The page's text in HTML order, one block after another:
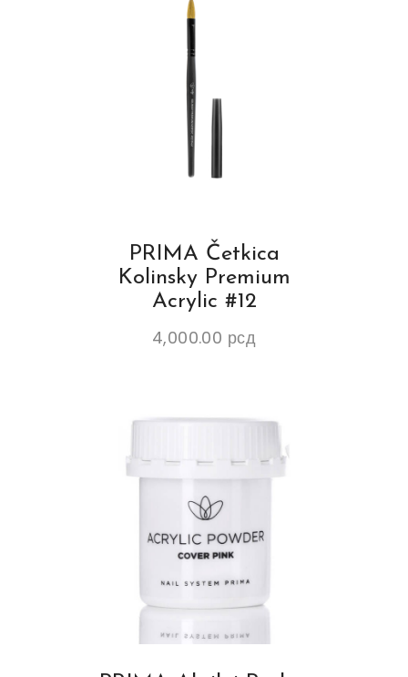
PRIMA Četkica
Kolinsky Premium
Acrylic #12
4,000.00 рсд